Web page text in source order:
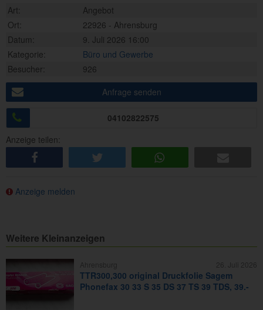
Art:
Angebot
Ort:
22926 - Ahrensburg
Datum:
9. Juli 2026 16:00
Kategorie:
Büro und Gewerbe
Besucher:
926
Anfrage senden
04102822575
Anzeige teilen:
Anzeige melden
Weitere Kleinanzeigen
TTR300,300 original Druckfolie Sagem
Phonefax 30 33 S 35 DS 37 TS 39 TDS, 39.-